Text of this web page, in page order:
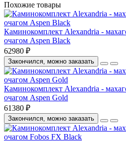
Похожие товары
Каминокомплект Alexandria -
очагом Aspen Black
62980 ₽
Закончился, можно заказать
Каминокомплект Alexandria -
очагом Aspen Gold
61380 ₽
Закончился, можно заказать